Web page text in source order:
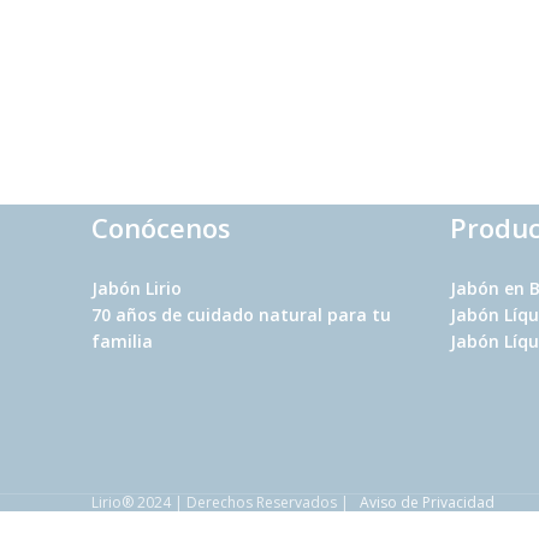
Conócenos
Jabón Lirio
70 años de cuidado natural para tu
familia
Jabón en
Jabón
Jabón
Lirio® 2024 | Derechos Reservados | Aviso de Privacidad